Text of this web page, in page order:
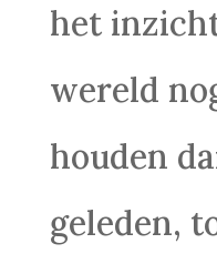
het
wereld
houden
geleden,